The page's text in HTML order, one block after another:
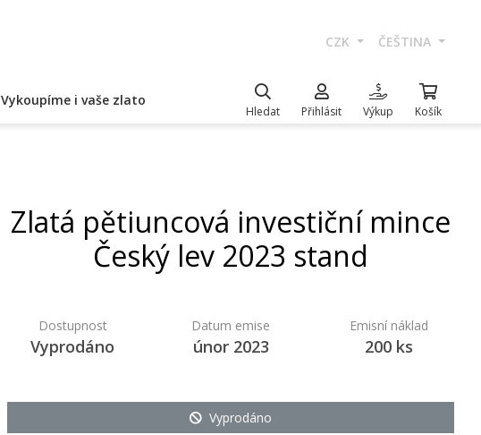
CZK ČEŠTINA
Vykoupíme i vaše zlato
Hledat Přihlásit Výkup Košík
Zlatá pětiuncová investiční mince
Český lev 2023 stand
Dostupnost
Vyprodáno
Datum emise
únor 2023
Emisní náklad
200 ks
Vyprodáno